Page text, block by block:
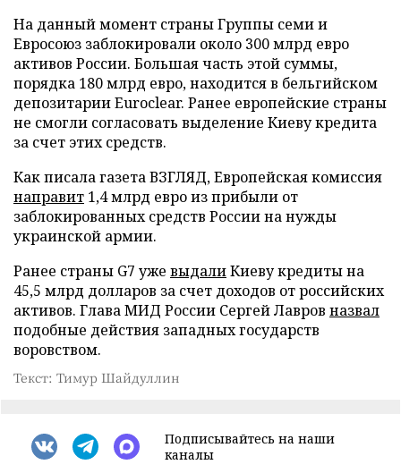
На данный момент страны Группы семи и
Евросоюз заблокировали около 300 млрд евро
активов России. Большая часть этой суммы,
порядка 180 млрд евро, находится в бельгийском
депозитарии Euroclear. Ранее европейские страны
не смогли согласовать выделение Киеву кредита
за счет этих средств.
Как писала газета ВЗГЛЯД, Европейская комиссия
направит 1,4 млрд евро из прибыли от
заблокированных средств России на нужды
украинской армии.
Ранее страны G7 уже выдалиКиеву кредиты на
45,5 млрд долларов за счет доходов от российских
активов. Глава МИД России Сергей Лавров назвал
подобные действия западных государств
воровством.
Текст: Тимур Шайдуллин
Подписывайтесь на наши
каналы